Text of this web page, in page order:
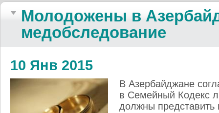
Молодожены в
медобследование
10 Янв 2015
В Азербайджане
в Семейный Кодекс
должны